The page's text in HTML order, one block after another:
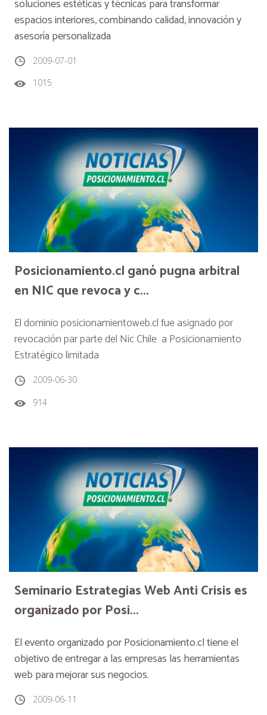
soluciones estéticas y técnicas para transformar
espacios interiores, combinando calidad, innovación y
asesoría personalizada
2009-07-01
1015
Posicionamiento.cl ganó pugna arbitral
en NIC que revoca y c...
El dominio posicionamientoweb.cl fue asignado por
revocación par parte del Nic Chile a Posicionamiento
Estratégico limitada
2009-06-30
914
Seminario Estrategias Web Anti Crisis es
organizado por Posi...
El evento organizado por Posicionamiento.cl tiene el
objetivo de entregar a las empresas las herramientas
web para mejorar sus negocios.
2009-06-11